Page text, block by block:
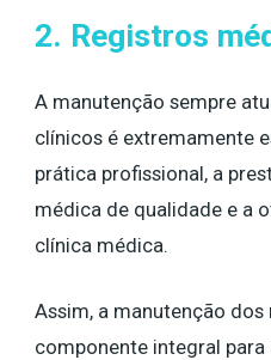
2. Registros
A manutenção sempre
clínicos é extremamente
prática profissional, a
médica de qualidade e a
clínica médica.
Assim, a manutenção
componente integral